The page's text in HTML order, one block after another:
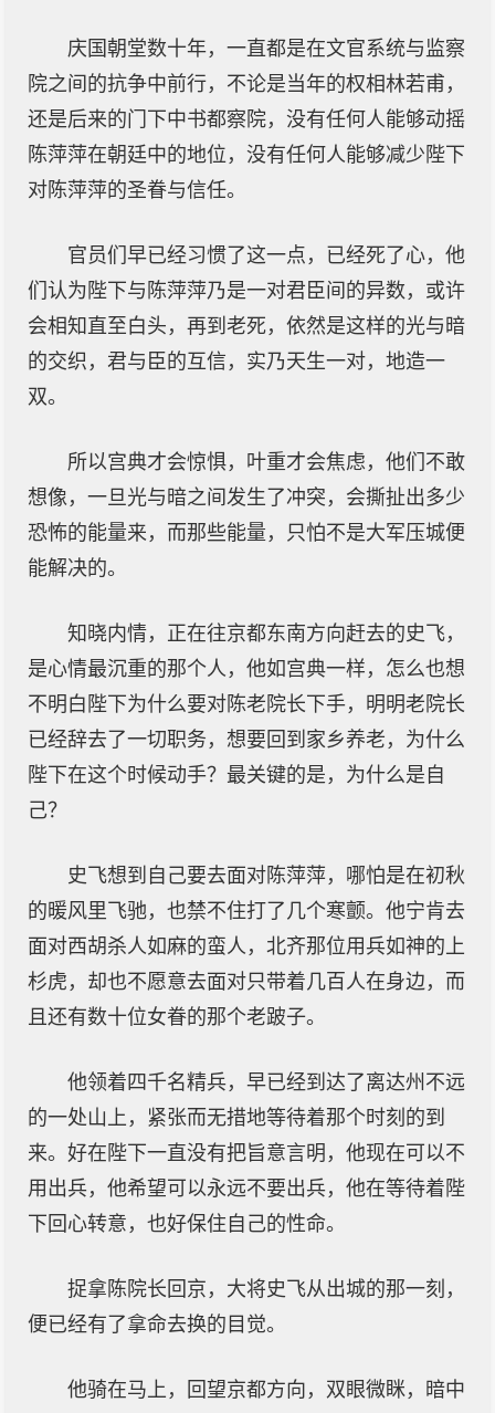
庆国朝堂数十年，一直都是在文官系统与监察
院之间的抗争中前行，不论是当年的权相林若甫，
还是后来的门下中书都察院，没有任何人能够动摇
陈萍萍在朝廷中的地位，没有任何人能够减少陛下
对陈萍萍的圣眷与信任。
官员们早已经习惯了这一点，已经死了心，他
们认为陛下与陈萍萍乃是一对君臣间的异数，或许
会相知直至白头，再到老死，依然是这样的光与暗
的交织，君与臣的互信，实乃天生一对，地造一
双。
所以宫典才会惊惧，叶重才会焦虑，他们不敢
想像，一旦光与暗之间发生了冲突，会撕扯出多少
恐怖的能量来，而那些能量，只怕不是大军压城便
能解决的。
知晓内情，正在往京都东南方向赶去的史飞，
是心情最沉重的那个人，他如宫典一样，怎么也想
不明白陛下为什么要对陈老院长下手，明明老院长
已经辞去了一切职务，想要回到家乡养老，为什么
陛下在这个时候动手？最关键的是，为什么是自
己？
史飞想到自己要去面对陈萍萍，哪怕是在初秋
的暖风里飞驰，也禁不住打了几个寒颤。他宁肯去
面对西胡杀人如麻的蛮人，北齐那位用兵如神的上
杉虎，却也不愿意去面对只带着几百人在身边，而
且还有数十位女眷的那个老跛子。
他领着四千名精兵，早已经到达了离达州不远
的一处山上，紧张而无措地等待着那个时刻的到
来。好在陛下一直没有把旨意言明，他现在可以不
用出兵，他希望可以永远不要出兵，他在等待着陛
下回心转意，也好保住自己的性命。
捉拿陈院长回京，大将史飞从出城的那一刻，
便已经有了拿命去换的目觉。
他骑在马上，回望京都方向，双眼微眯，暗中